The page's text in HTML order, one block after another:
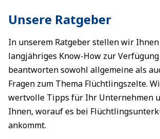
Unsere Ratgeber
In unserem Ratgeber stellen wir
langjähriges Know-How zur
beantworten sowohl allgemeine als
Fragen zum Thema Flüchtlingszelte.
wertvolle Tipps für Ihr Unternehmen
Ihnen, worauf es bei
ankommt.